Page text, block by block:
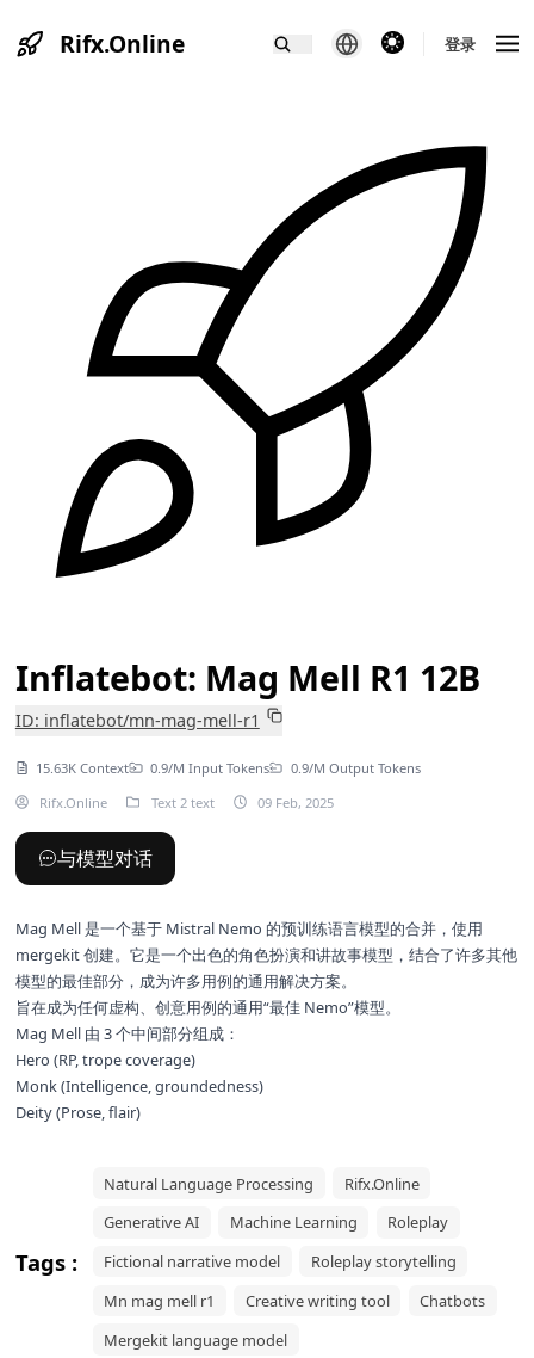
Rifx.Online theme switcher登录
Inflatebot: Mag Mell R1 12B
ID: inflatebot/mn-mag-mell-r1
15.63K Context 0.9/M Input Tokens
0.9/M Output Tokens
Rifx.Online
Text 2 text 09 Feb, 2025
与模型对话
Mag Mell 是一个基于 Mistral Nemo 的预训练语言模型的合并，使用
mergekit 创建。它是一个出色的角色扮演和讲故事模型，结合了许多其他
模型的最佳部分，成为许多用例的通用解决方案。
旨在成为任何虚构、创意用例的通用“最佳 Nemo”模型。
Mag Mell 由 3 个中间部分组成：
Hero (RP, trope coverage)
Monk (Intelligence, groundedness)
Deity (Prose, flair)
Tags :
Natural Language Processing
Rifx.Online
Generative AI
Machine Learning
Roleplay
Fictional narrative model
Roleplay storytelling
Mn mag mell r1
Creative writing tool
Chatbots
Mergekit language model